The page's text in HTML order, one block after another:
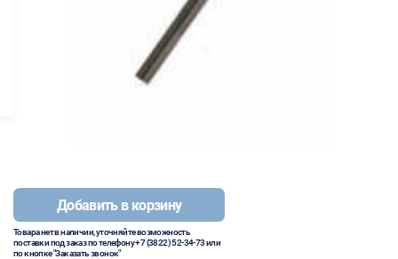
Добавить в корзину
Товара нет в наличии, уточняйте возможность
поставки под заказ по телефону+7 (3822) 52-34-73или
по кнопке "Заказать звонок"